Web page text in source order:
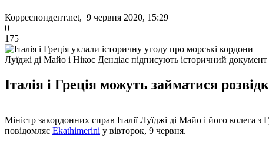
Корреспондент.net, 9 червня 2020, 15:29
0
175
Луїджі ді Майо і Нікос Дендіас підписують історичний документ
Італія і Греція можуть займатися
Міністр закордонних справ Італії Луїджі ді Майо і його колега
повідомляє Ekathimerini у вівторок, 9 червня.